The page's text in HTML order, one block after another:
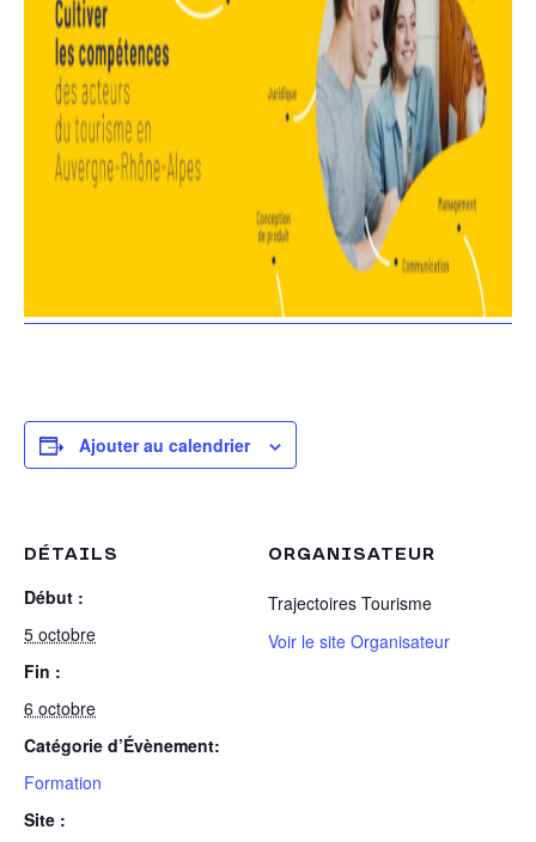
Ajouter au calendrier
DÉTAILS
Début :
5 octobre
Fin :
6 octobre
Catégorie d’Évènement:
Formation
Site :
ORGANISATEUR
Trajectoires Tourisme
Voir le site Organisateur